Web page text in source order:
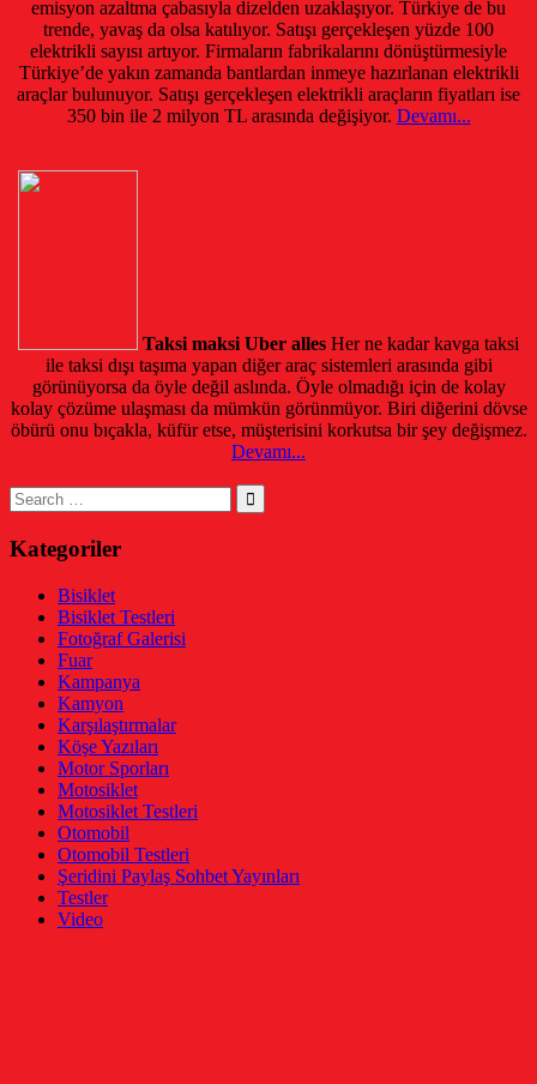
emisyon azaltma çabasıyla dizelden uzaklaşıyor. Türkiye de bu
trende, yavaş da olsa katılıyor. Satışı gerçekleşen yüzde 100
elektrikli sayısı artıyor. Firmaların fabrikalarını dönüştürmesiyle
Türkiye’de yakın zamanda bantlardan inmeye hazırlanan elektrikli
araçlar bulunuyor. Satışı gerçekleşen elektrikli araçların fiyatları ise
350 bin ile 2 milyon TL arasında değişiyor. Devamı...
Taksi maksi Uber alles Her ne kadar kavga taksi
ile taksi dışı taşıma yapan diğer araç sistemleri arasında gibi
görünüyorsa da öyle değil aslında. Öyle olmadığı için de kolay
kolay çözüme ulaşması da mümkün görünmüyor. Biri diğerini dövse
öbürü onu bıçakla, küfür etse, müşterisini korkutsa bir şey değişmez.
Devamı...
Search
for:
Kategoriler
Bisiklet
Bisiklet Testleri
Fotoğraf Galerisi
Fuar
Kampanya
Kamyon
Karşılaştırmalar
Köşe Yazıları
Motor Sporları
Motosiklet
Motosiklet Testleri
Otomobil
Otomobil Testleri
Şeridini Paylaş Sohbet Yayınları
Testler
Video